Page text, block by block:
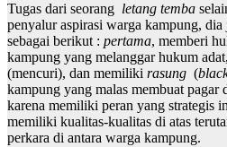
Tugas dari seorang letang temba
penyalur aspirasi warga kampung,
sebagai berikut : pertama, memberi
kampung yang melanggar hukum
(mencuri), dan memiliki rasung (
kampung yang malas membuat pagar
karena memiliki peran yang strategis
memiliki kualitas-kualitas di atas
perkara di antara warga kampung.